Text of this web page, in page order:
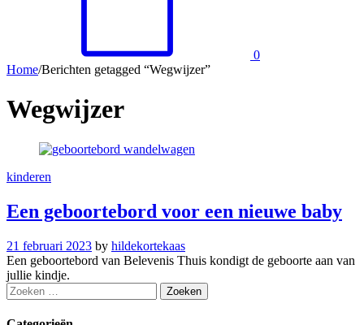
0
Home/Berichten getagged “Wegwijzer”
Wegwijzer
kinderen
Een geboortebord voor een nieuwe baby
21 februari 2023 by hildekortekaas
Een geboortebord van Belevenis Thuis kondigt de geboorte aan van
jullie kindje.
Zoeken
naar: